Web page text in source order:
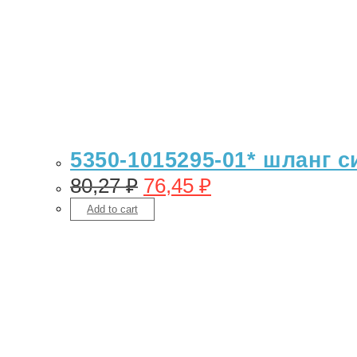
5350-1015295-01* шланг
80,27₽ 76,45 ₽
Add to cart